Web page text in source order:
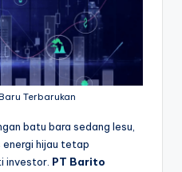
Terbarukan
batu bara sedang lesu,
energi hijau tetap
investor. PT Barito